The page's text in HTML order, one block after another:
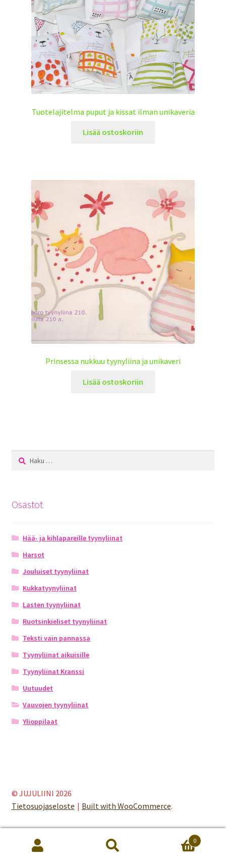
Tuotelajitelma puput ja kissat ilman unikaveria
Lisää ostoskoriin
Prinsessa nukkuu tyynyliina ja unikaveri
Lisää ostoskoriin
Haku:
Osastot
Hää- ja kihlapareille tyynyliinat
Harsot
Jouluiset tyynyliinat
Kukkatyynyliinat
Lasten tyynyliinat
Ruotsinkieliset tyynyliinat
Teksti vain pannassa
Tyynyliinat aikuisille
Tyynyliinat Kranssi
Uutuudet
Vauvojen tyynyliinat
Ylioppilaat
© JUJULIINI 2026
Tietosuojaseloste
Built with WooCommerce.
0